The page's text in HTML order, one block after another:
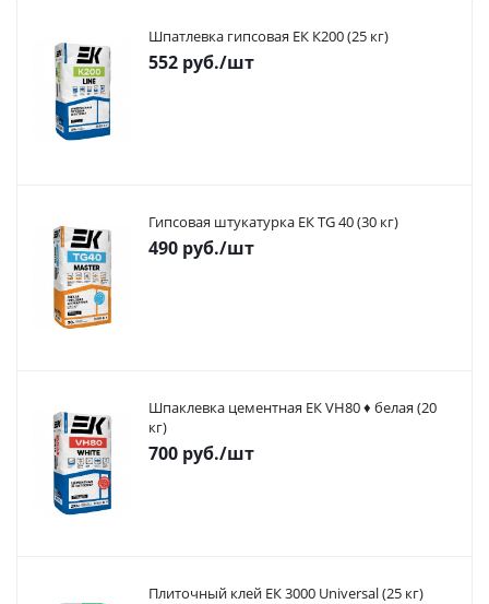
Шпатлевка гипсовая ЕК К200 (25 кг)
552 руб./шт
Гипсовая штукатурка ЕК TG 40 (30 кг)
490 руб./шт
Шпаклевка цементная ЕК VH80 ♦ белая (20
кг)
700 руб./шт
Плиточный клей ЕК 3000 Universal (25 кг)